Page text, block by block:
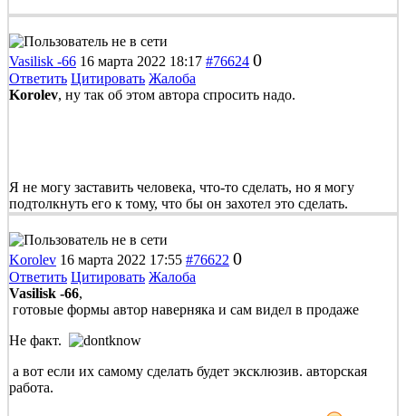
Vasilisk -66 16 марта 2022 18:17 #76624 0
Ответить Цитировать Жалоба
Korolev, ну так об этом автора спросить надо.
Я не могу заставить человека, что-то сделать, но я могу
подтолкнуть его к тому, что бы он захотел это сделать.
Korolev 16 марта 2022 17:55 #76622 0
Ответить Цитировать Жалоба
Vasilisk -66,
готовые формы автор наверняка и сам видел в продаже
Не факт.
а вот если их самому сделать будет эксклюзив. авторская
работа.